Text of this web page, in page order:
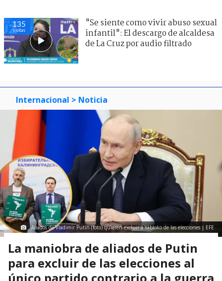
135
visitas
"Se siente como vivir abuso sexual
infantil": El descargo de alcaldesa
de La Cruz por audio filtrado
Internacional > Noticia
Aliados de Vladimir Putin (foto) quieren excluir a Yábloko de las elecciones | EFE
La maniobra de aliados de Putin
para excluir de las elecciones al